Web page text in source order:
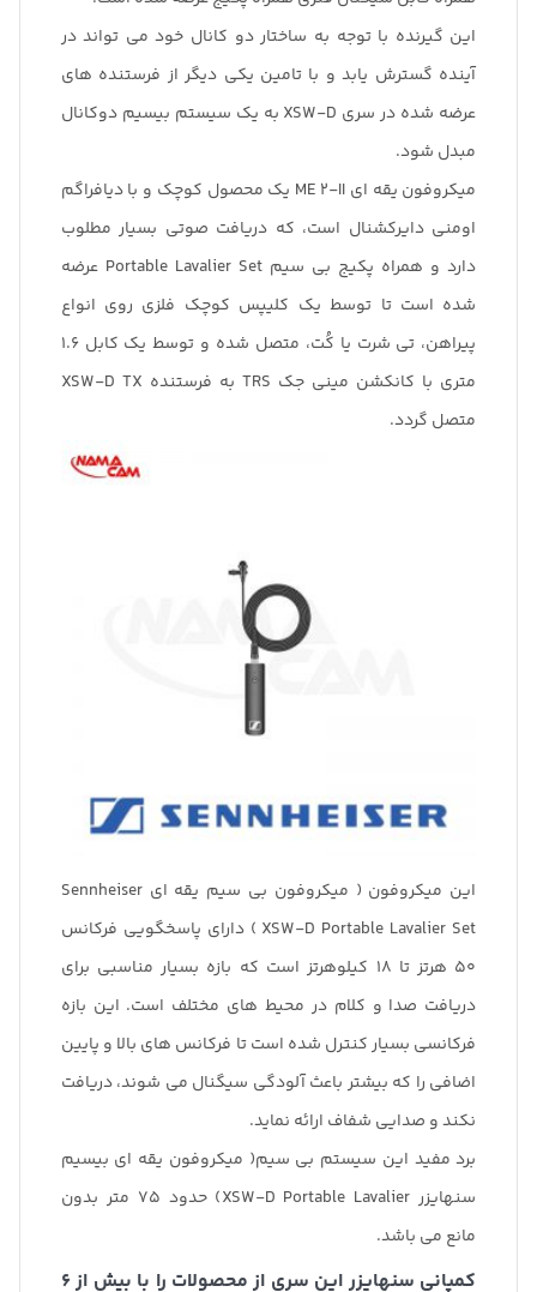
این گیرنده با توجه به ساختار دو کانال خود می تواند در
آینده گسترش یابد و با تامین یکی دیگر از فرستنده های
عرضه شده در سری XSW-D به یک سیستم بیسیم دوکانال
مبدل شود.
میکروفون یقه ای ME 2-II یک محصول کوچک و با دیافراگم
اومنی دایرکشنال است، که دریافت صوتی بسیار مطلوب
دارد و همراه پکیج بی سیم Portable Lavalier Set عرضه
شده است تا توسط یک کلیپس کوچک فلزی روی انواع
پیراهن،‌ تی شرت یا کُت، متصل شده و توسط یک کابل ۱.۶
متری با کانکشن مینی جک TRS به فرستنده XSW-D TX
متصل گردد.
این میکروفون ( میکروفون بی سیم یقه ای Sennheiser
XSW-D Portable Lavalier Set ) دارای پاسخگویی فرکانس
۵۰ هرتز تا ۱۸ کیلوهرتز است که بازه بسیار مناسبی برای
دریافت صدا و کلام در محیط های مختلف است. این بازه
فرکانسی بسیار کنترل شده است تا فرکانس های بالا و پایین
اضافی را که بیشتر باعث آلودگی سیگنال می شوند، دریافت
نکند و صدایی شفاف ارائه نماید.
برد مفید این سیستم بی سیم( میکروفون یقه ای بیسیم
سنهایزر XSW-D Portable Lavalier) حدود ۷۵ متر بدون
مانع می باشد.
کمپانی سنهایزر این سری از محصولات را با بیش از ۶